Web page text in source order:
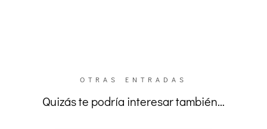
OTRAS ENTRADAS
Quizás te podría interesar también…